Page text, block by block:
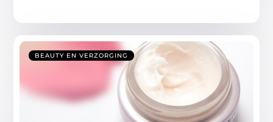
BEAUTY EN VERZORGING